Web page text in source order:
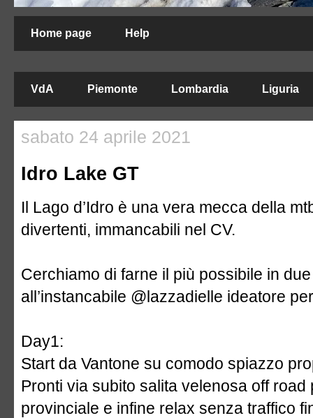
Home page Help
VdA Piemonte Lombardia Liguria
sabato 24 aprile 2021
Idro Lake GT
Il Lago d’Idro è una vera mecca della
divertenti, immancabili nel CV.
Cerchiamo di farne il più possibile in
all’instancabile @lazzadielle ideatore
Day1:
Start da Vantone su comodo spiazzo
Pronti via subito salita velenosa off
provinciale e infine relax senza traffico